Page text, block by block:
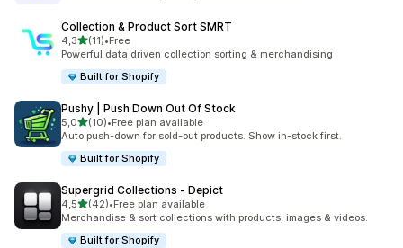
Collection & Product Sort SMRT
4,3de 5 estrelas
(11)
11 total de avaliações
•Free
Powerful data driven collection sorting & merchandising
Built for Shopify
Pushy | Push Down Out Of Stock
5,0de 5 estrelas
(10)
10 total de avaliações
•Free plan available
Auto push-down for sold-out products. Show in-stock first.
Built for Shopify
Supergrid Collections ‑ Depict
4,5de 5 estrelas
(42)
42 total de avaliações
•Free plan available
Merchandise & sort collections with products, images & videos.
Built for Shopify